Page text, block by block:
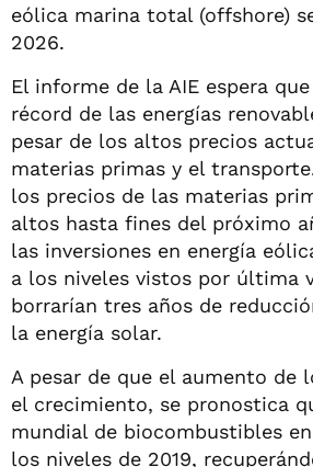
eólica marina total (offshore)
2026.
El informe de la AIE espera
récord de las energías
pesar de los altos precios
materias primas y el
los precios de las materias
altos hasta fines del próximo
las inversiones en energía
a los niveles vistos por última
borrarían tres años de
la energía solar.
A pesar de que el aumento de
el crecimiento, se pronostica
mundial de biocombustibles
los niveles de 2019,